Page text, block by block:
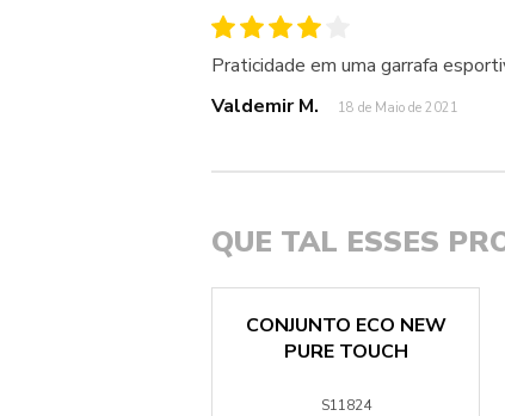
Praticidade em uma garrafa
Valdemir M.
18 de Maio de 2021
QUE TAL ESSES
CONJUNTO ECO NEW
PURE TOUCH
S11824